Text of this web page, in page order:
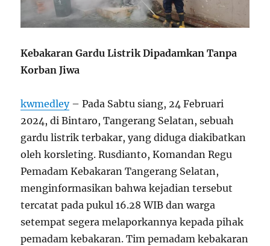
Kebakaran Gardu Listrik Dipadamkan Tanpa
Korban Jiwa
kwmedley– Pada Sabtu siang, 24 Februari
2024, di Bintaro, Tangerang Selatan, sebuah
gardu listrik terbakar, yang diduga diakibatkan
oleh korsleting. Rusdianto, Komandan Regu
Pemadam Kebakaran Tangerang Selatan,
menginformasikan bahwa kejadian tersebut
tercatat pada pukul 16.28 WIB dan warga
setempat segera melaporkannya kepada pihak
pemadam kebakaran. Tim pemadam kebakaran